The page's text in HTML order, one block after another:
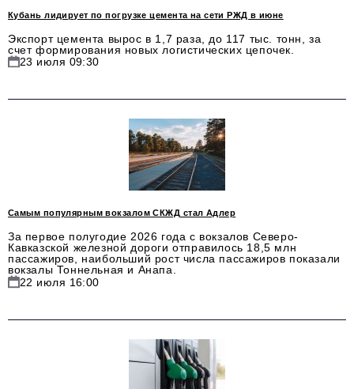
Отдел распространения/редакционная подписка
Отдел по работе с партнерами
partner@business-magazine.online
Кубань лидирует по погрузке цемента на сети РЖД в июне
Экспорт цемента вырос в 1,7 раза, до 117 тыс. тонн, за
счет формирования новых логистических цепочек.
23 июля 09:30
Самым популярным вокзалом СКЖД стал Адлер
За первое полугодие 2026 года с вокзалов Северо-
Кавказской железной дороги отправилось 18,5 млн
пассажиров, наибольший рост числа пассажиров показали
вокзалы Тоннельная и Анапа.
22 июля 16:00